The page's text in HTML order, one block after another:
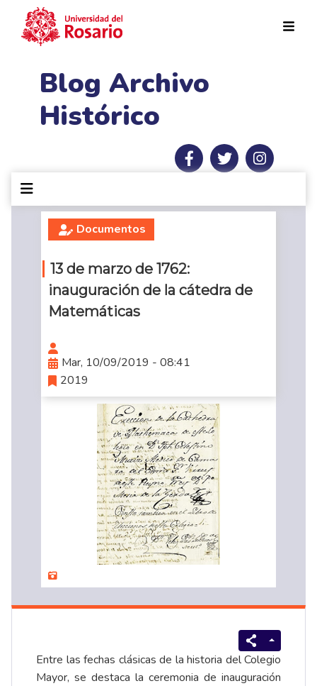
Blog Archivo
Histórico
Documentos
13 de marzo de 1762:
inauguración de la cátedra de
Matemáticas
Mar, 10/09/2019 - 08:41
2019
Entre las fechas clásicas de la historia del Colegio
Mayor, se destaca la ceremonia de inauguración